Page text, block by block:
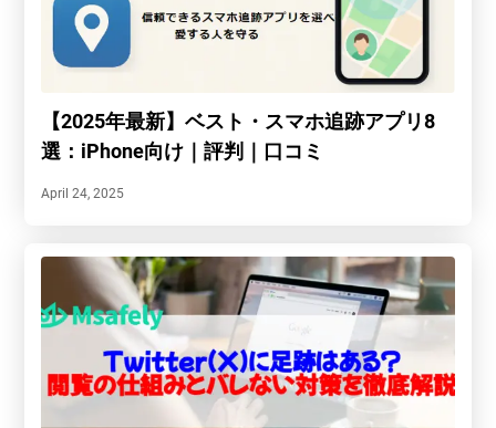
【2025年最新】ベスト・スマホ追跡アプリ8
選：iPhone向け｜評判｜口コミ
April 24, 2025